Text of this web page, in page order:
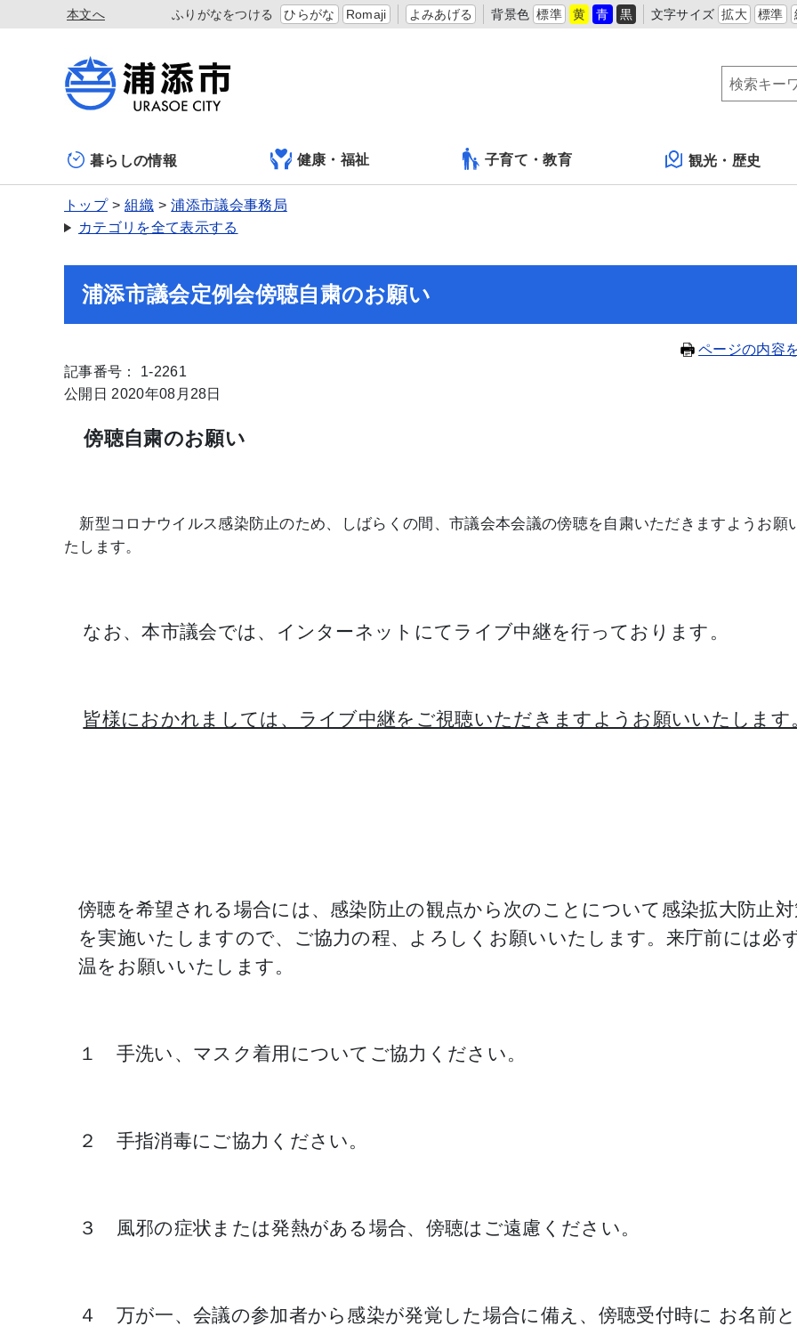
本文へ ふりがなをつける ひらがな Romaji よみあげる 背景色 標準 黄 青 黒 文字サイズ 拡大 標準
暮らしの情報 健康・福祉 子育て・教育 観光・歴史
トップ 組織
浦添市議会事務局
カテゴリを全て表示する
浦添市議会定例会傍聴自粛のお願い
ページの内容
記事番号： 1-2261
公開日 2020年08月28日
傍聴自粛のお願い
新型コロナウイルス感染防止のため、しばらくの間、市議会本会議の傍聴を自粛いただきますようお願
たします。
なお、本市議会では、インターネットにてライブ中継を行っております。
皆様におかれましては、ライブ中継をご視聴いただきますようお願いいたします
傍聴を希望される場合には、感染防止の観点から次のことについて感染拡大防止
を実施いたしますので、ご協力の程、よろしくお願いいたします。来庁前には必
温をお願いいたします。
１ 手洗い、マスク着用についてご協力ください。
２ 手指消毒にご協力ください。
３ 風邪の症状または発熱がある場合、傍聴はご遠慮ください。
４ 万が一、会議の参加者から感染が発覚した場合に備え、傍聴受付時に お名前